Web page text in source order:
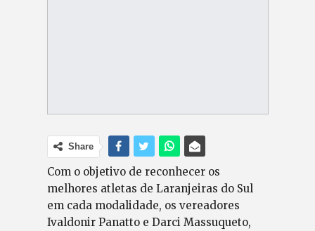
Share
Com o objetivo de reconhecer os
melhores atletas de Laranjeiras do Sul
em cada modalidade, os vereadores
Ivaldonir Panatto e Darci Massuqueto,